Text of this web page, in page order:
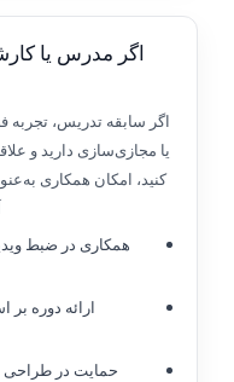
اگر مدرس یا
اگر سابقه تدریس، تجربه
یا مجازی‌سازی دارید و
کنید، امکان همکاری
همکاری در ضبط
ارائه دوره
حمایت در طراحی